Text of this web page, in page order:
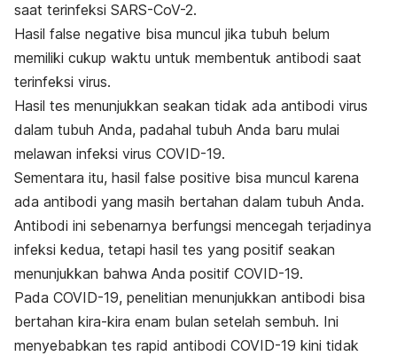
saat terinfeksi SARS-CoV-2.
Hasil false negative bisa muncul jika tubuh belum
memiliki cukup waktu untuk membentuk antibodi saat
terinfeksi virus.
Hasil tes menunjukkan seakan tidak ada antibodi virus
dalam tubuh Anda, padahal tubuh Anda baru mulai
melawan infeksi virus COVID-19.
Sementara itu, hasil false positive bisa muncul karena
ada antibodi yang masih bertahan dalam tubuh Anda.
Antibodi ini sebenarnya berfungsi mencegah terjadinya
infeksi kedua, tetapi hasil tes yang positif seakan
menunjukkan bahwa Anda positif COVID-19.
Pada COVID-19, penelitian menunjukkan antibodi bisa
bertahan kira-kira enam bulan setelah sembuh. Ini
menyebabkan tes rapid antibodi COVID-19 kini tidak